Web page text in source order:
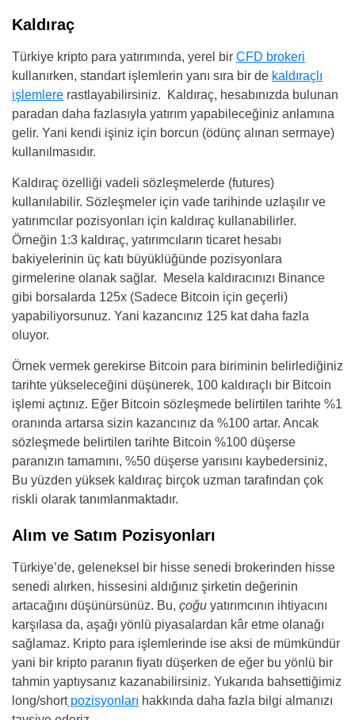
Kaldıraç
Türkiye kripto para yatırımında, yerel bir CFD brokeri
kullanırken, standart işlemlerin yanı sıra bir de kaldıraçlı
işlemlere rastlayabilirsiniz. Kaldıraç, hesabınızda bulunan
paradan daha fazlasıyla yatırım yapabileceğiniz anlamına
gelir. Yani kendi işiniz için borcun (ödünç alınan sermaye)
kullanılmasıdır.
Kaldıraç özelliği vadeli sözleşmelerde (futures)
kullanılabilir. Sözleşmeler için vade tarihinde uzlaşılır ve
yatırımcılar pozisyonları için kaldıraç kullanabilirler.
Örneğin 1:3 kaldıraç, yatırımcıların ticaret hesabı
bakiyelerinin üç katı büyüklüğünde pozisyonlara
girmelerine olanak sağlar. Mesela kaldıracınızı Binance
gibi borsalarda 125x (Sadece Bitcoin için geçerli)
yapabiliyorsunuz. Yani kazancınız 125 kat daha fazla
oluyor.
Örnek vermek gerekirse Bitcoin para biriminin belirlediğiniz
tarihte yükseleceğini düşünerek, 100 kaldıraçlı bir Bitcoin
işlemi açtınız. Eğer Bitcoin sözleşmede belirtilen tarihte %1
oranında artarsa sizin kazancınız da %100 artar. Ancak
sözleşmede belirtilen tarihte Bitcoin %100 düşerse
paranızın tamamını, %50 düşerse yarısını kaybedersiniz,
Bu yüzden yüksek kaldıraç birçok uzman tarafından çok
riskli olarak tanımlanmaktadır.
Alım ve Satım Pozisyonları
Türkiye’de, geleneksel bir hisse senedi brokerinden hisse
senedi alırken, hissesini aldığınız şirketin değerinin
artacağını düşünürsünüz. Bu, çoğu yatırımcının ihtiyacını
karşılasa da, aşağı yönlü piyasalardan kâr etme olanağı
sağlamaz. Kripto para işlemlerinde ise aksi de mümkündür
yani bir kripto paranın fiyatı düşerken de eğer bu yönlü bir
tahmin yaptıysanız kazanabilirsiniz. Yukarıda bahsettiğimiz
long/shortpozisyonları hakkında daha fazla bilgi almanızı